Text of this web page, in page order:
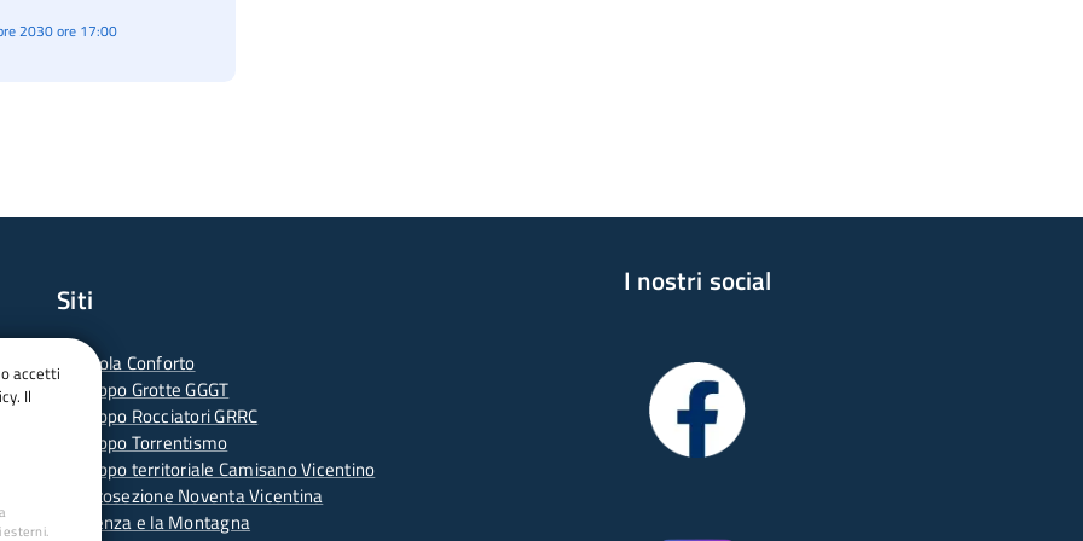
2030 ore 17:00
Siti
-
Scuola Conforto
ruppo Grotte GGGT
Gruppo Rocciatori GRRC
Gruppo Torrentismo
Gruppo territoriale Camisano Vicentino
Sottosezione Noventa Vicentina
Vicenza e la Montagna
I nostri social
accetti
Il
esterni.